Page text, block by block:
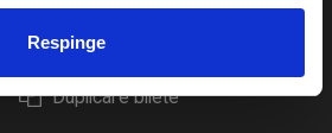
Respinge
Returnare bilete
Duplicare bilete